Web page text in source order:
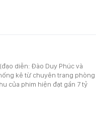
diễn: Đào Duy Phúc và
kê từ chuyên trang phòng
của phim hiện đạt gần 7 tỷ